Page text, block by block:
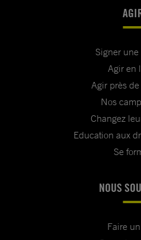
Signer
Agir en
Agir près
Nos
Changez
Education aux
Se
NOUS
Faire